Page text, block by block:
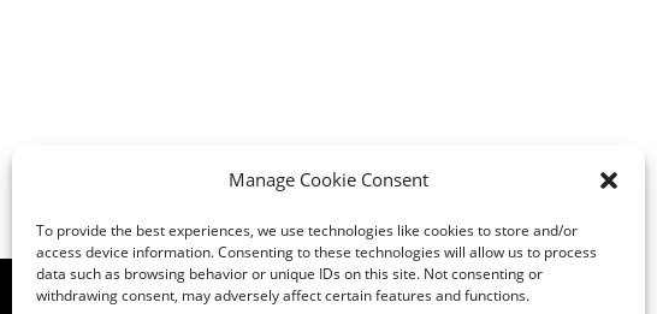
Manage Cookie Consent
To provide the best experiences, we use technologies like cookies to store and/or
access device information. Consenting to these technologies will allow us to process
data such as browsing behavior or unique IDs on this site. Not consenting or
withdrawing consent, may adversely affect certain features and functions.